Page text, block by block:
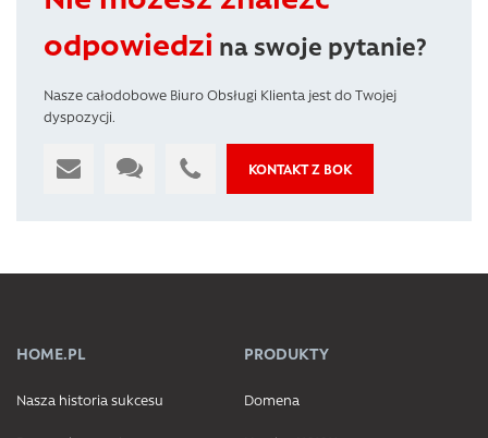
odpowiedzi na swoje pytanie?
Nasze całodobowe Biuro Obsługi Klienta jest do Twojej
dyspozycji.
KONTAKT Z BOK
HOME.PL
Nasza historia sukcesu
PRODUKTY
Domena